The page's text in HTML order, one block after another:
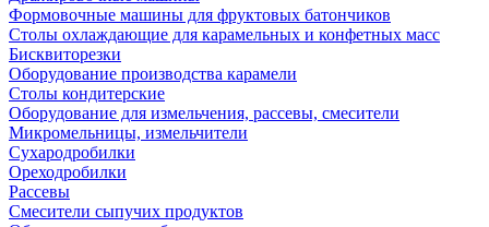
Формовочные машины для фруктовых батончиков
Столы охлаждающие для карамельных и конфетных масс
Бисквиторезки
Оборудование производства карамели
Столы кондитерские
Оборудование для измельчения, рассевы, смесители
Микромельницы, измельчители
Сухародробилки
Ореходробилки
Рассевы
Смесители сыпучих продуктов